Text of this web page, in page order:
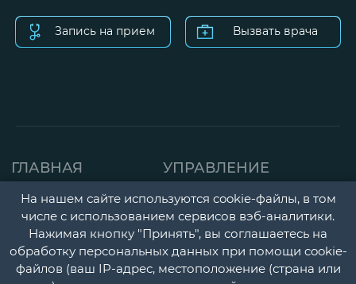
ГЛАВНАЯ
О НАС
НОВОСТИ
ДОКУМЕНТЫ
УПРАВЛЕНИЕ
ДЕТСКАЯ
ГОРОДСКАЯ
ПОЛИКЛИНИКА
ПЕРИНАТАЛЬНЫЙ
Запись на прием Вызвать врача
На нашем сайте используются cookie-файлы, в том
числе с использованием сервисов вэб-аналитики.
Нажимая кнопку "Принять", вы соглашаетесь на
обработку персональных данных при помощи cookie-
файлов (ваш IP-адрес, местоположение (страна или